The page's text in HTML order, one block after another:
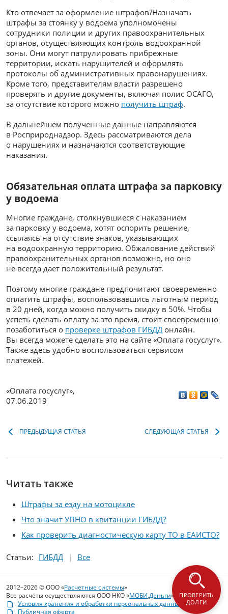
Кто отвечает за оформление штрафов?Назначать
штрафы за стоянку у водоема уполномочены
сотрудники полиции и других правоохранительных
органов, осуществляющих контроль водоохранной
зоны. Они могут патрулировать прибрежные
территории, искать нарушителей и оформлять
протоколы об административных правонарушениях.
Кроме того, представителям власти разрешено
проверять и другие документы, включая полис ОСАГО,
за отсутствие которого можно получить штраф.
В дальнейшем полученные данные направляются
в Росприроднадзор. Здесь рассматриваются дела
о нарушениях и назначаются соответствующие
наказания.
Обязательная оплата штрафа за парковку
у водоема
Многие граждане, столкнувшиеся с наказанием
за парковку у водоема, хотят оспорить решение,
ссылаясь на отсутствие знаков, указывающих
на водоохранную территорию. Обжалование действий
правоохранительных органов возможно, но оно
не всегда дает положительный результат.
Поэтому многие граждане предпочитают своевременно
оплатить штрафы, воспользовавшись льготным период
в 20 дней, когда можно получить скидку в 50%. Чтобы
успеть сделать оплату за это время, стоит своевременно
позаботиться о проверке штрафов ГИБДД онлайн.
Вы всегда можете сделать это на сайте «Оплата госуслуг».
Также здесь удобно воспользоваться сервисом
платежей.
«Оплата госуслуг»,
07.06.2019
ПРЕДЫДУЩАЯ СТАТЬЯ СЛЕДУЮЩАЯ СТАТЬЯ
Читать также
Штрафы за езду на мотоцикле
Что значит УПНО в квитанции ГИБДД?
Как проверить диагностическую карту ТО в ЕАИСТО?
Статьи: ГИБДД Все
ПРОВЕРИТЬ
ДОЛГИ
2012–2026 © ООО «Расчетные системы»
Все расчёты осуществляются ООО НКО «МОБИ.Деньги»
Условия хранения и обработки персональных данных
Публичная оферта